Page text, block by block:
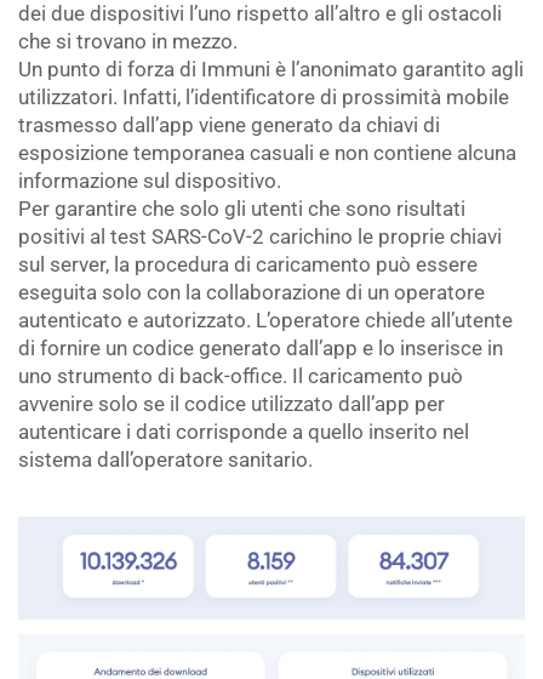
dei due dispositivi l’uno rispetto all’altro e gli ostacoli
che si trovano in mezzo.
Un punto di forza di Immuni è l’anonimato garantito agli
utilizzatori. Infatti, l’identificatore di prossimità mobile
trasmesso dall’app viene generato da chiavi di
esposizione temporanea casuali e non contiene alcuna
informazione sul dispositivo.
Per garantire che solo gli utenti che sono risultati
positivi al test SARS-CoV-2 carichino le proprie chiavi
sul server, la procedura di caricamento può essere
eseguita solo con la collaborazione di un operatore
autenticato e autorizzato. L’operatore chiede all’utente
di fornire un codice generato dall’app e lo inserisce in
uno strumento di back-office. Il caricamento può
avvenire solo se il codice utilizzato dall’app per
autenticare i dati corrisponde a quello inserito nel
sistema dall’operatore sanitario.